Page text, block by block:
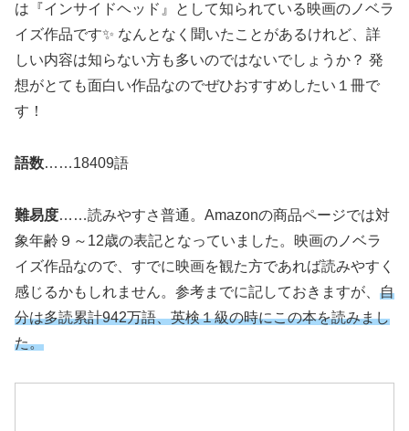
は『インサイドヘッド』として知られている映画のノベラ
イズ作品です✨ なんとなく聞いたことがあるけれど、詳
しい内容は知らない方も多いのではないでしょうか？ 発
想がとても面白い作品なのでぜひおすすめしたい１冊で
す！
語数……18409語
難易度……読みやすさ普通。Amazonの商品ページでは対
象年齢９～12歳の表記となっていました。映画のノベラ
イズ作品なので、すでに映画を観た方であれば読みやすく
感じるかもしれません。参考までに記しておきますが、 自
分は多読累計942万語、英検１級の時にこの本を読みまし
た。